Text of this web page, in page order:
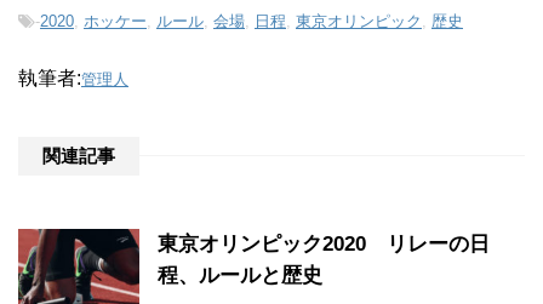
-2020, ホッケー, ルール, 会場, 日程, 東京オリンピック , 歴史
執筆者:管理人
関連記事
東京オリンピック2020 リレーの日
程、ルールと歴史